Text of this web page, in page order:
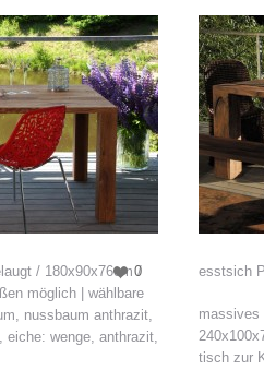
0
/ 180x90x76cm /
möglich | wählbare
nussbaum anthrazit,
eiche: wenge, anthrazit,
esstsich
massives
tisch zur